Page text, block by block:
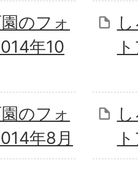
のフォ
年10
のフォ
年8月